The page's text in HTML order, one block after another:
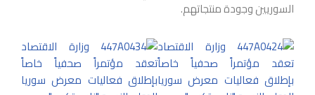
السوريين وجودة منتجاتهم.